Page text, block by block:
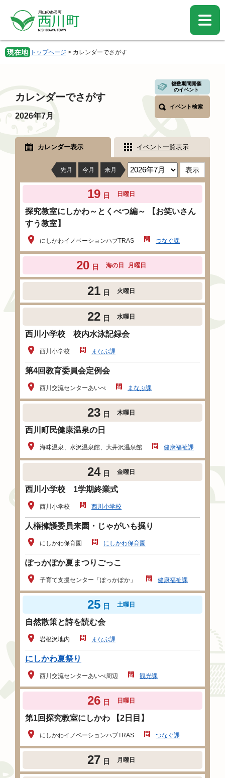
先
頭
を
飛
現在地 トップページ > カレンダーでさがす
文
カレンダーでさがす
複数期間開催
のイベント
イベント検索
2026年7月
カレンダー表示 イベント一覧表示
先月 今月 来月
19 日 日曜日
探究教室にしかわ～とくべつ編～ 【お笑いさん
すう教室】
にしかわイノベーションハブTRAS つなぐ課
20 日 海の日 月曜日
21 日 火曜日
22 日 水曜日
西川小学校 校内水泳記録会
西川小学校 まなぶ課
第4回教育委員会定例会
西川交流センターあいべ まなぶ課
23 日 木曜日
西川町民健康温泉の日
海味温泉、水沢温泉館、大井沢温泉館 健康福祉課
24 日 金曜日
西川小学校 1学期終業式
西川小学校 西川小学校
人権擁護委員来園・じゃがいも掘り
にしかわ保育園 にしかわ保育園
ぽっかぽか夏まつりごっこ
子育て支援センター「ぽっかぽか」 健康福祉課
25 日 土曜日
自然散策と詩を読む会
岩根沢地内 まなぶ課
にしかわ夏祭り
西川交流センターあいべ周辺 観光課
26 日 日曜日
第1回探究教室にしかわ 【2日目】
にしかわイノベーションハブTRAS つなぐ課
27 日 月曜日